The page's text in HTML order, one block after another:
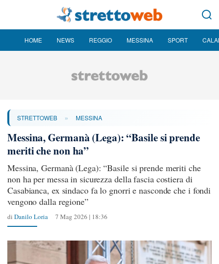
HOME NEWS REGGIO MESSINA SPORT
STRETTOWEB » MESSINA
Messina, Germanà (Lega): “Basile si prende
meriti che non ha”
Messina, Germanà (Lega): “Basile si prende meriti che
non ha per messa in sicurezza della fascia costiera di
Casabianca, ex sindaco fa lo gnorri e nasconde che i fondi
vengono dalla regione”
di Danilo Loria 7 Mag 2026 | 18:36